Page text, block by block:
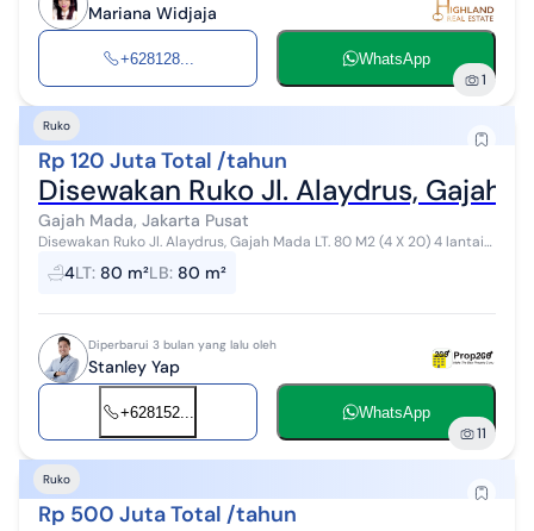
Mariana Widjaja
+628128... WhatsApp
1
Ruko
Rp 120 Juta Total /tahun
Disewakan Ruko Jl. Alaydrus, Gajah
Gajah Mada, Jakarta Pusat
Disewakan Ruko Jl. Alaydrus, Gajah Mada LT. 80 M2 (4 X 20) 4 lantai
4LT: 80 m²LB: 80 m²
Diperbarui 3 bulan yang lalu oleh
Stanley Yap
+628152... WhatsApp
11
Ruko
Rp 500 Juta Total /tahun